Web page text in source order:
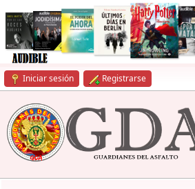
Iniciar sesión Registrarse